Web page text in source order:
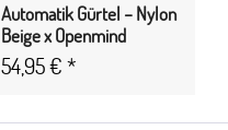
Automatik Gürtel – Nylon
Beige x Openmind
54,95 € *